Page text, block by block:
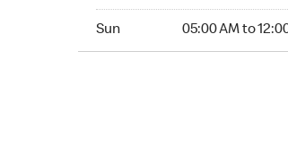
Sun 05:00 AM to